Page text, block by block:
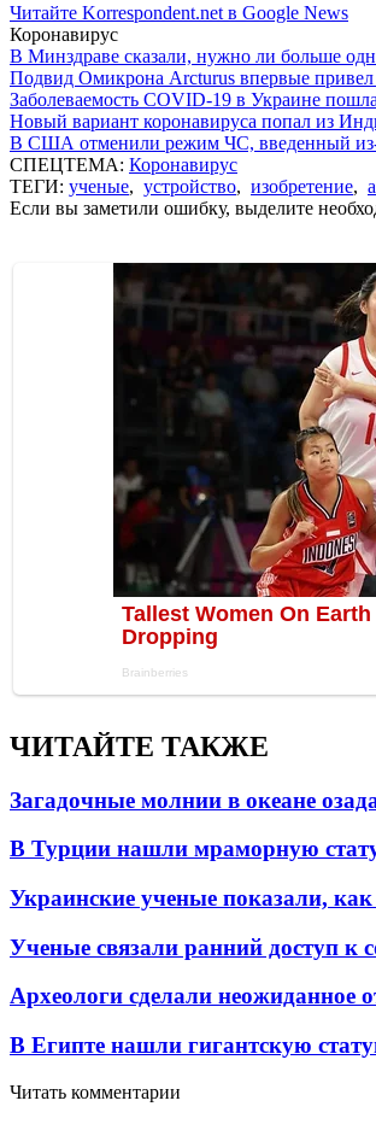
Читайте Korrespondent.net в Google News
Коронавирус
В Минздраве сказали, нужно ли больше
Подвид Омикрона Arcturus впервые привел
Заболеваемость COVID-19 в Украине
Новый вариант коронавируса попал из
В США отменили режим ЧС, введенный
СПЕЦТЕМА: Коронавирус
ТЕГИ: ученые, устройство, изобретение,
Если вы заметили ошибку, выделите
ЧИТАЙТЕ ТАКЖЕ
Загадочные молнии в океане
В Турции нашли мраморную
Украинские ученые показали,
Ученые связали ранний доступ к
Археологи сделали неожиданное
В Египте нашли гигантскую
Читать комментарии